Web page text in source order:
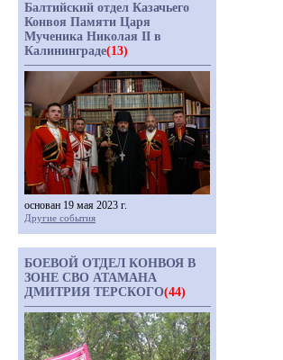
Балтийский отдел Казачьего
Конвоя Памяти Царя
Мученика Николая II в
Калининграде(13)
основан 19 мая 2023 г.
Другие события
БОЕВОЙ ОТДЕЛ КОНВОЯ В
ЗОНЕ СВО АТАМАНА
ДМИТРИЯ ТЕРСКОГО(44)